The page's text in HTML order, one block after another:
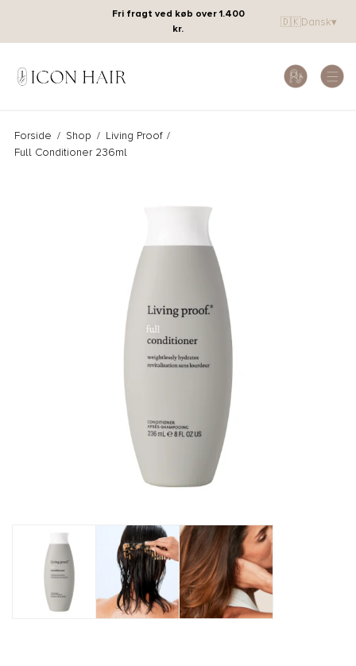
🇩🇰Dansk▾
Fri fragt ved køb over 1.400
kr.
Forside / Shop / Living Proof /
Full Conditioner 236ml